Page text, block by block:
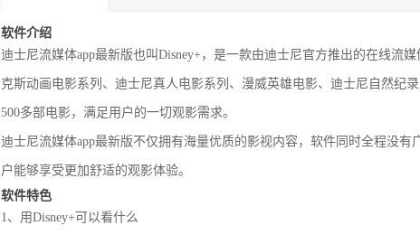
软件介绍
迪士尼流媒体app最新版也叫Disney+，是一款由迪士尼官方推出的在线流
克斯动画电影系列、迪士尼真人电影系列、漫威英雄电影、迪士尼自然纪
500多部电影，满足用户的一切观影需求。
迪士尼流媒体app最新版不仅拥有海量优质的影视内容，软件同时全程没有
户能够享受更加舒适的观影体验。
软件特色
1、用Disney+可以看什么